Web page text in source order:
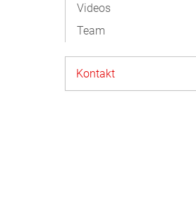
Videos
Team
Kontakt